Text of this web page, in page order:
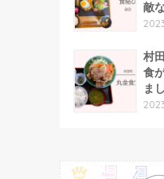
敵
村
食
ま